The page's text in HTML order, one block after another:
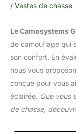
/ Vestes de chasse
Le Camosystems
de camouflage qui
son confort. En
nous vous
conçue pour vous
éclairée. Que vous
de chasse,